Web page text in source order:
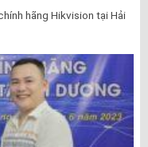
hãng Hikvision tại Hải